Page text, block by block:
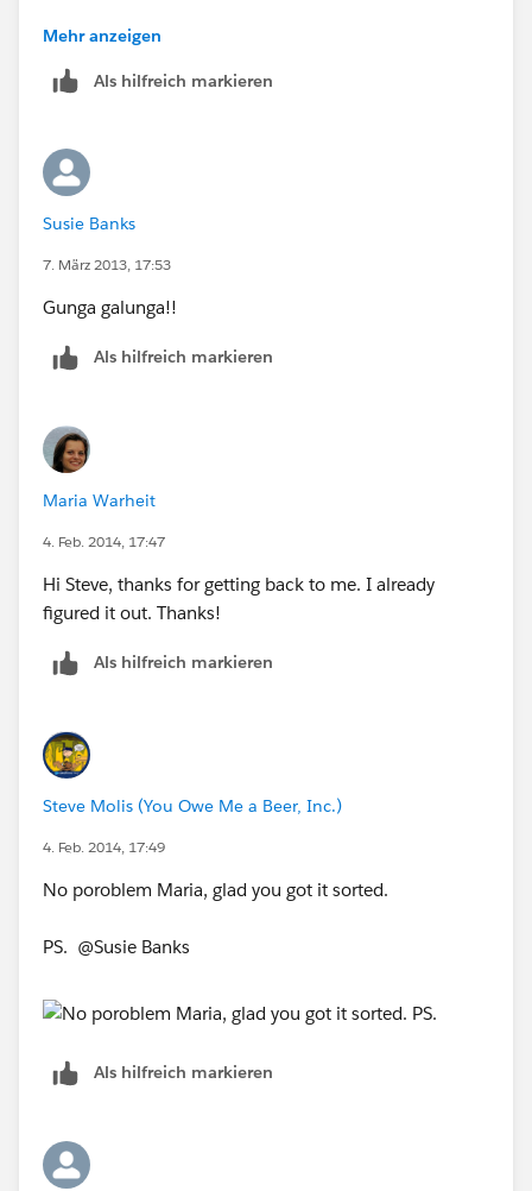
1.
Mehr anzeigen
Als hilfreich markieren
Susie Banks
7. März 2013, 17:53
Gunga galunga!!
Als hilfreich markieren
Maria Warheit
4. Feb. 2014, 17:47
Hi Steve, thanks for getting back to me. I already
figured it out. Thanks!
Als hilfreich markieren
Steve Molis (You Owe Me a Beer, Inc.)
4. Feb. 2014, 17:49
No poroblem Maria, glad you got it sorted.
PS. @Susie Banks
Als hilfreich markieren